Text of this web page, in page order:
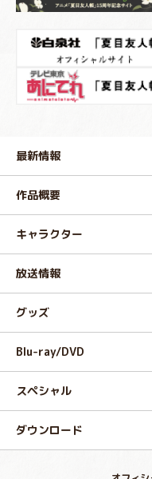
最新情報
作品概要
キャラクター
放送情報
グッズ
Blu-ray/DVD
スペシャル
ダウンロード